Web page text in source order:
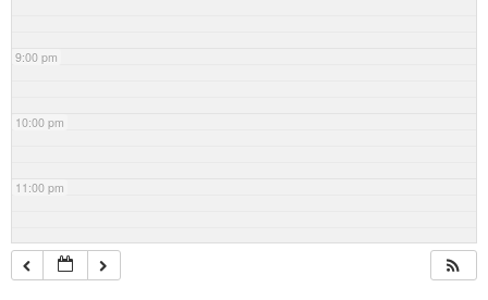
9:00 pm
10:00 pm
11:00 pm